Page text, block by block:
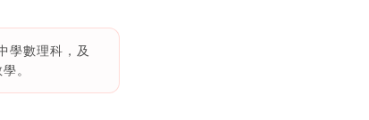
學數理科，及
。